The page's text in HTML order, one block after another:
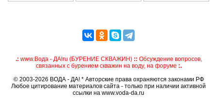
.: www.Вода - ДА!ru (БУРЕНИЕ СКВАЖИН) :: Обсуждение вопросов,
связанных с бурением скважин на воду, на форуме :.
© 2003-2026 ВОДА - ДА! * Авторские права охраняются законами РФ
Любое цитирование материалов сайта - только при наличии активной
ссылки на www.voda-da.ru